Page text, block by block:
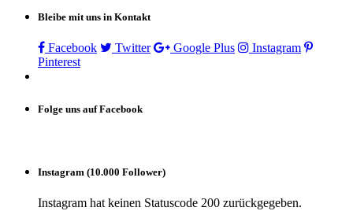
Bleibe mit uns in Kontakt
Facebook Twitter Google Plus
Instagram
Pinterest
Folge uns auf Facebook
Instagram (10.000 Follower)
Instagram hat keinen Statuscode 200 zurückgegeben.